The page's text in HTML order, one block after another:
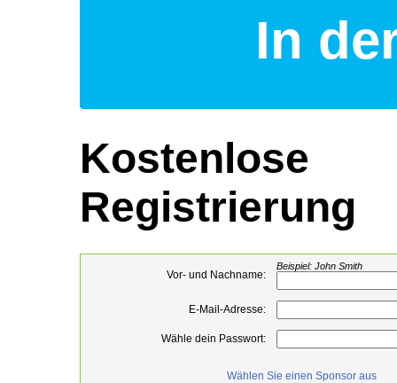
In
Kostenlose
Registrierung
Vor- und Nachname:
Beispiel: John Smith
E-Mail-Adresse:
Wähle dein Passwort:
Wählen Sie einen Sponsor aus